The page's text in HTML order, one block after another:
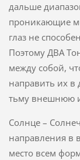
дальше
проникающие
глаз не
Поэтому ДВА
между собой,
направить их
тьму внешнюю
Солнце –
направления в
место всем